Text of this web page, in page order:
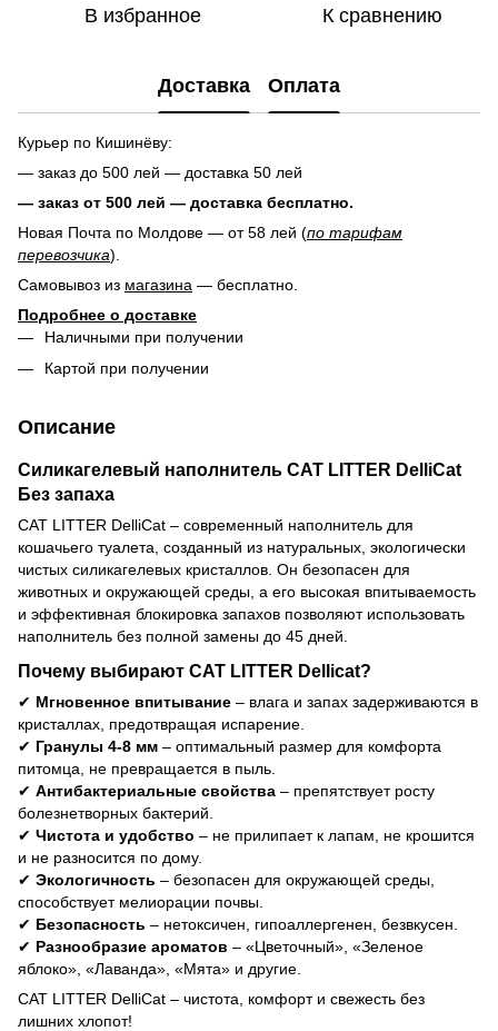
В избранное К сравнению
Доставка Оплата
Курьер по Кишинёву:
— заказ до 500 лей — доставка 50 лей
— заказ от 500 лей — доставка бесплатно.
Новая Почта по Молдове — от 58 лей (по тарифам
перевозчика).
Самовывоз из магазина — бесплатно.
Подробнее о доставке
Наличными при получении
Картой при получении
Описание
Силикагелевый наполнитель CAT LITTER DelliCat
Без запаха
CAT LITTER DelliCat – современный наполнитель для
кошачьего туалета, созданный из натуральных, экологически
чистых силикагелевых кристаллов. Он безопасен для
животных и окружающей среды, а его высокая впитываемость
и эффективная блокировка запахов позволяют использовать
наполнитель без полной замены до 45 дней.
Почему выбирают CAT LITTER Dellicat?
✔ Мгновенное впитывание – влага и запах задерживаются в
кристаллах, предотвращая испарение.
✔ Гранулы 4-8 мм – оптимальный размер для комфорта
питомца, не превращается в пыль.
✔ Антибактериальные свойства – препятствует росту
болезнетворных бактерий.
✔ Чистота и удобство – не прилипает к лапам, не крошится
и не разносится по дому.
✔ Экологичность – безопасен для окружающей среды,
способствует мелиорации почвы.
✔ Безопасность – нетоксичен, гипоаллергенен, безвкусен.
✔ Разнообразие ароматов – «Цветочный», «Зеленое
яблоко», «Лаванда», «Мята» и другие.
CAT LITTER DelliCat – чистота, комфорт и свежесть без
лишних хлопот!